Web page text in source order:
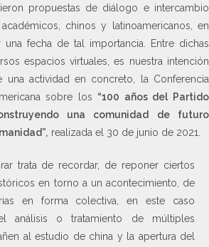
propuestas de diálogo e intercambio
chinos y latinoamericanos, en
fecha de tal importancia. Entre dichas
espacios virtuales, es nuestra intención
una actividad en concreto, la Conferencia
sobre los “100 años del Partido
una comunidad de futuro
, realizada el 30 de junio de 2021.
trata de recordar, de reponer ciertos
en torno a un acontecimiento, de
en forma colectiva, en este caso
análisis o tratamiento de múltiples
al estudio de china y la apertura del